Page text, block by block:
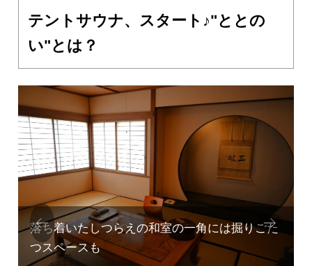
テントサウナ、スタート♪"ととの
い"とは？
Prev
ious
Next